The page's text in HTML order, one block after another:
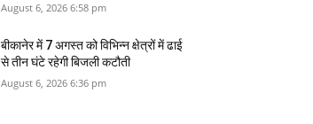
August 6, 2026 6:58 pm
बीकानेर में 7 अगस्‍त को विभिन्‍न क्षेत्रों में ढाई
से तीन घंटे रहेगी बिजली कटौती
August 6, 2026 6:36 pm